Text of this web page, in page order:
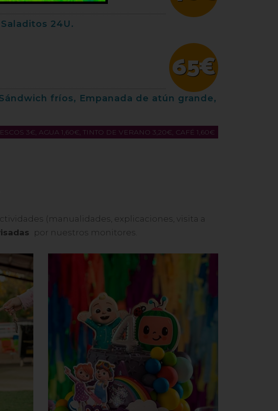
24U.
65€
fríos, Empanada de atún grande,
3€, AGUA 1,60€, TINTO DE VERANO 3,20€, CAFÉ 1,60€
(manualidades, explicaciones, visita a
por nuestros monitores.